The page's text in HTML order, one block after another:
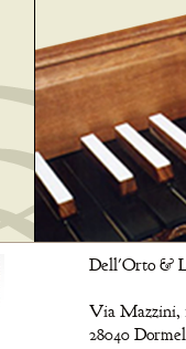
Dell'Orto &
Via Mazzini,
28040